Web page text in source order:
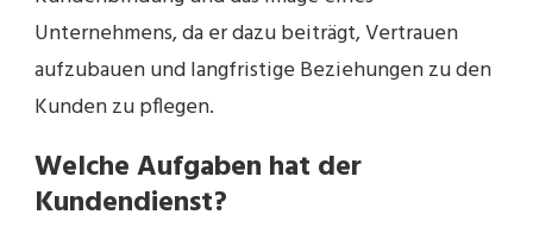
Unternehmens, da er dazu beiträgt, Vertrauen
aufzubauen und langfristige Beziehungen zu den
Kunden zu pflegen.
Welche Aufgaben hat der
Kundendienst?